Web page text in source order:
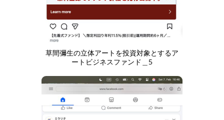
草間彌生の立体アートを投資対象とするア
ートビジネスファンド＿5